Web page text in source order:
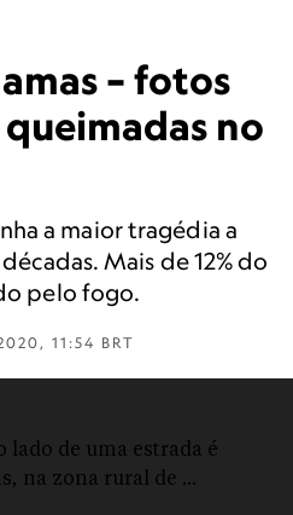
– fotos
no
a maior tragédia a
Mais de 12% do
pelo fogo.
11:54 BRT